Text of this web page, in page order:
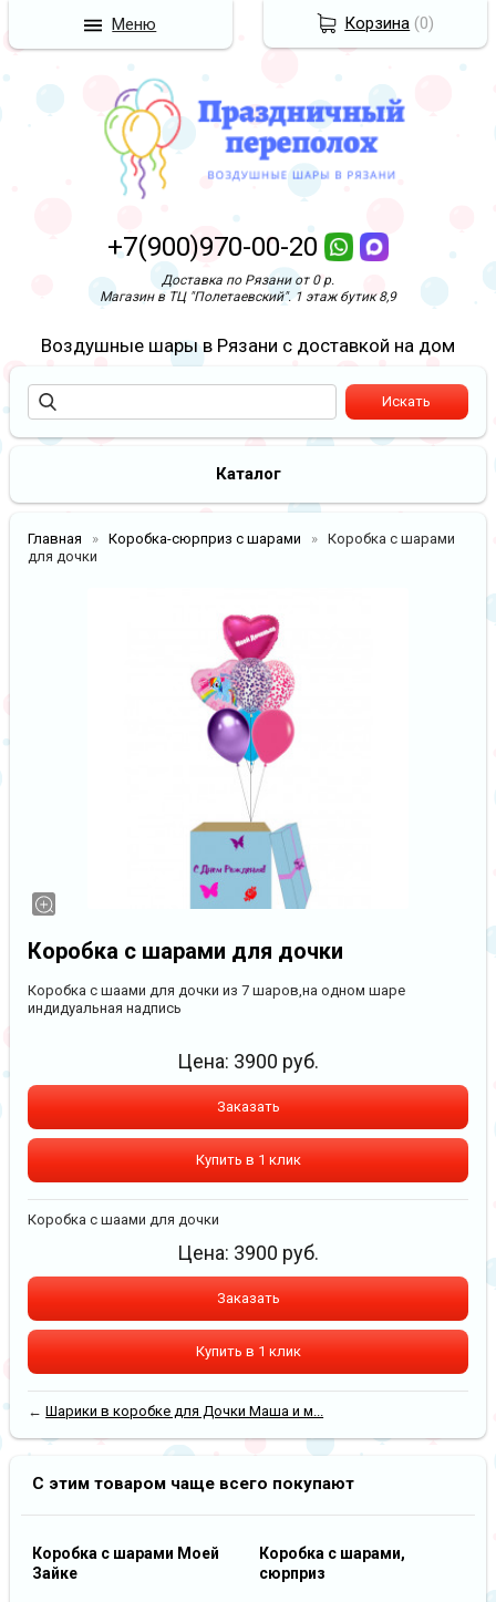
+7(900)970-00-20
Доставка по Рязани от 0 р.
Магазин в ТЦ "Полетаевский". 1 этаж бутик 8,9
Воздушные шары в Рязани с доставкой на дом
Каталог
Главная Коробка-сюрприз с шарами
Коробка с шарами
для дочки
Коробка с шарами для дочки
Коробка с шаами для дочки из 7 шаров,на одном шаре
индидуальная надпись
Цена: 3900 руб.
Заказать
Купить в 1 клик
Коробка с шаами для дочки
Цена: 3900 руб.
Заказать
Купить в 1 клик
←Шарики в коробке для Дочки Маша и м...
С этим товаром чаще всего покупают
Коробка с шарами Моей
Зайке
Коробка с шарами,
сюрприз
Корзина (0)
Меню